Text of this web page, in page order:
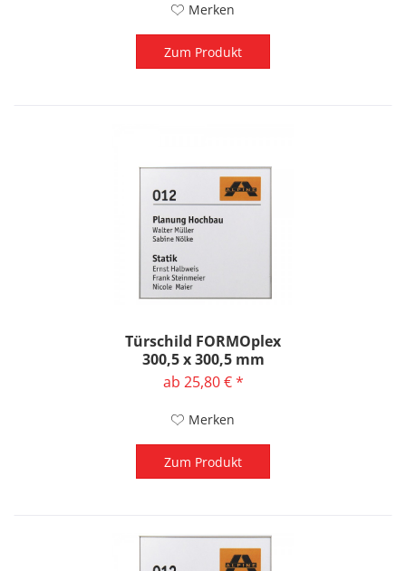
Merken
Zum Produkt
Türschild FORMOplex
300,5 x 300,5 mm
ab 25,80 € *
Merken
Zum Produkt